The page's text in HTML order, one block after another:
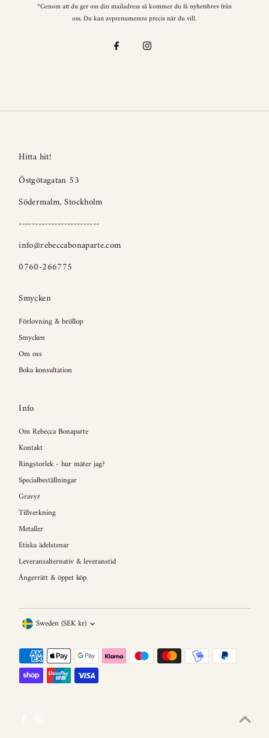
*Genom att du ger oss din mailadress så kommer du få nyhetsbrev från
oss. Du kan avprenumerera precis när du vill.
Hitta hit!
Östgötagatan 53
Södermalm, Stockholm
-------------------------
info@rebeccabonaparte.com
0760-266775
Smycken
Förlovning & bröllop
Smycken
Om oss
Boka konsultation
Info
Om Rebecca Bonaparte
Kontakt
Ringstorlek - hur mäter jag?
Specialbeställningar
Gravyr
Tillverkning
Metaller
Etiska ädelstenar
Leveransalternativ & leveranstid
Ångerrätt & öppet köp
Currency
Sweden (SEK kr)